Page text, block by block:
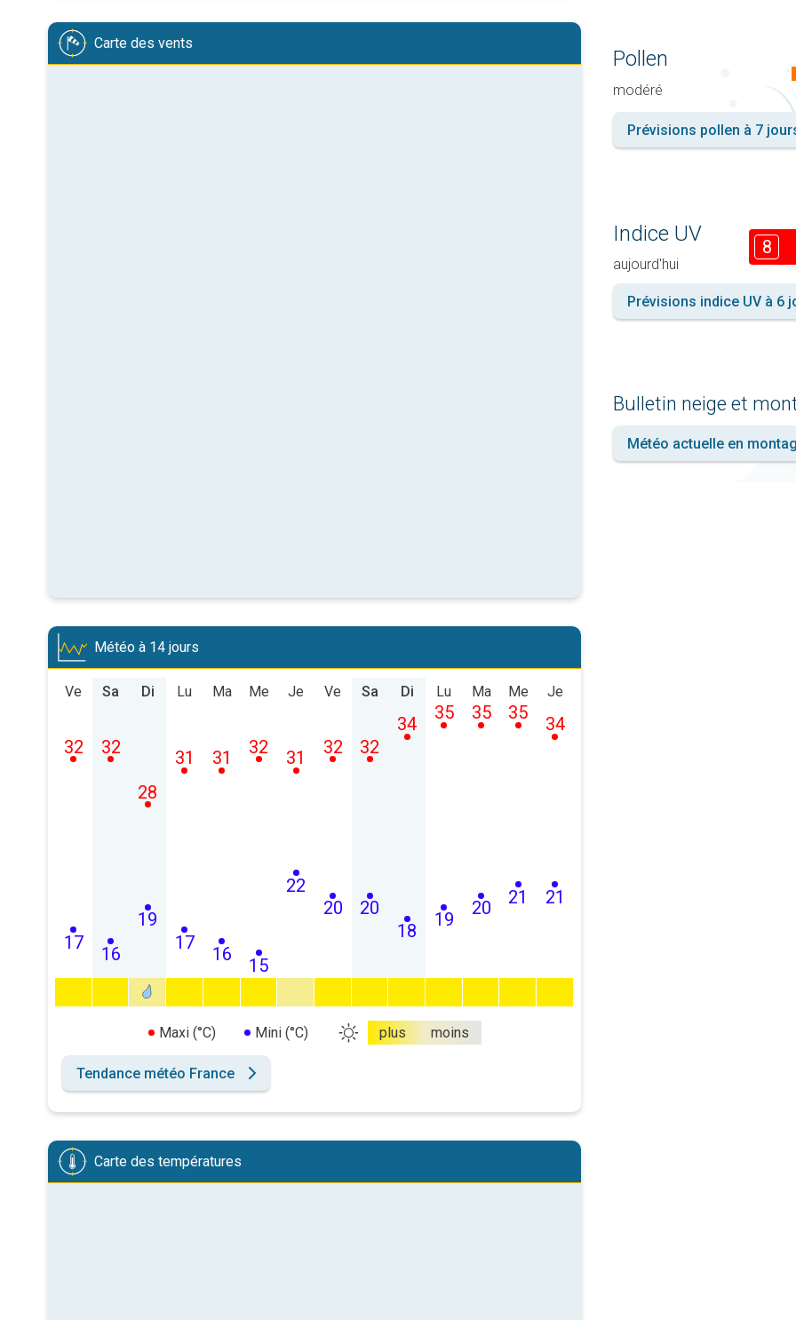
Carte des vents
Météo à 14 jours
Ve
17
32
Sa
16
32
Di
19
28
Lu
17
31
Ma
16
31
Me
15
32
Je
22
31
Ve
20
32
Sa
20
32
Di
18
34
Lu
19
35
Ma
20
35
Me
21
35
Je
21
34
Maxi (°C) Mini (°C) plus moins
Tendance météo France
Carte des températures
Pollen
modéré
Prévisions pollen à 7
Indice UV
aujourd'hui
8
Prévisions indice UV à 6
Bulletin neige et
Météo actuelle en